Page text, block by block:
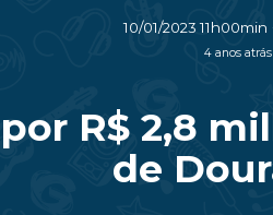
10/01/2023 11h00min
4 anos atrás
R$ 2,8
de